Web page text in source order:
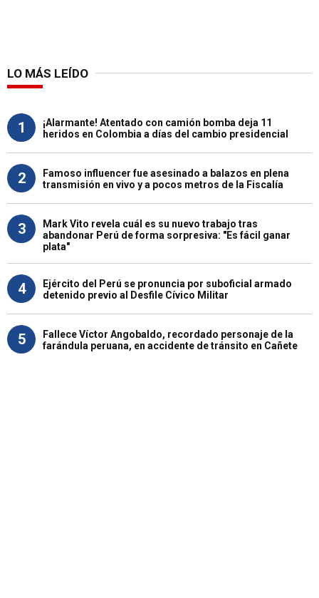
LO MÁS LEÍDO
1
¡Alarmante! Atentado con camión bomba deja 11
heridos en Colombia a días del cambio presidencial
2
Famoso influencer fue asesinado a balazos en plena
transmisión en vivo y a pocos metros de la Fiscalía
3
Mark Vito revela cuál es su nuevo trabajo tras
abandonar Perú de forma sorpresiva: "Es fácil ganar
plata"
4
Ejército del Perú se pronuncia por suboficial armado
detenido previo al Desfile Cívico Militar
5
Fallece Víctor Angobaldo, recordado personaje de la
farándula peruana, en accidente de tránsito en Cañete